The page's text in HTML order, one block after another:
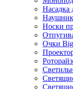
Насадка
Носки
Очки